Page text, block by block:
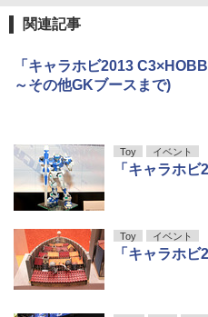
関連記事
「キャラホビ2013
～その他GKブースまで)
Toy イベント
「キャラホビ
Toy イベント
「キャラホビ